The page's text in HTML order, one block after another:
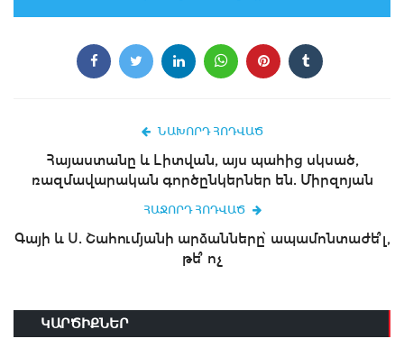
ՆԱԽՈՐԴ ՀՈԴՎԱԾ
Հայաստանը և Լիտվան, այս պահից սկսած,
ռազմավարական գործընկերներ են. Միրզոյան
ՀԱՋՈՐԴ ՀՈԴՎԱԾ
Գայի և Ս. Շահումյանի արձանները՝ ապամոնտաժե՞լ,
թե՞ ոչ
ԿԱՐԾԻՔՆԵՐ